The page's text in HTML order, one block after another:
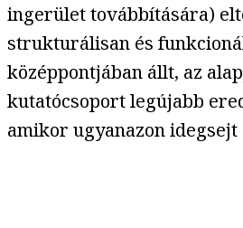
ingerület továbbítására)
strukturálisan és
középpontjában állt, az
kutatócsoport legújabb
amikor ugyanazon